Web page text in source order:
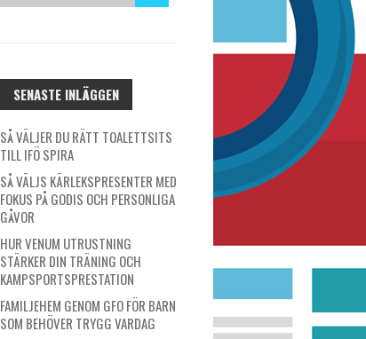
SENASTE INLÄGGEN
SÅ VÄLJER DU RÄTT TOALETTSITS
TILL IFÖ SPIRA
SÅ VÄLJS KÄRLEKSPRESENTER MED
FOKUS PÅ GODIS OCH PERSONLIGA
GÅVOR
HUR VENUM UTRUSTNING
STÄRKER DIN TRÄNING OCH
KAMPSPORTSPRESTATION
FAMILJEHEM GENOM GFO FÖR BARN
SOM BEHÖVER TRYGG VARDAG